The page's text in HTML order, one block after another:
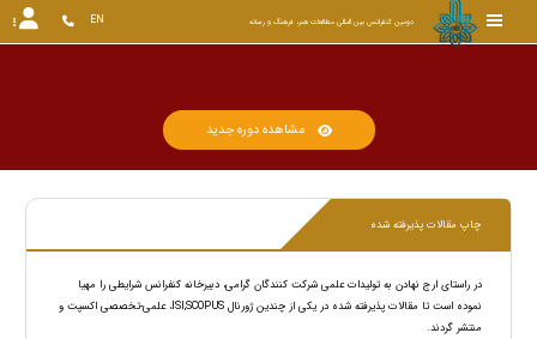
دومین کنفرانس بین المللی مطالعات هنر، فرهنگ و رسانه EN
مشاهده دوره جدید
چاپ مقالات پذیرفته شده
در راستای ارج نهادن به تولیدات علمی شرکت کنندگان گرامی، دبیرخانه کنفرانس شرایطی را مهیا
نموده است تا مقالات پذیرفته شده در یکی از چندین ژورنالISI,SCOPUS، علمی-تخصصی اکسپت و
منتشر گردند.